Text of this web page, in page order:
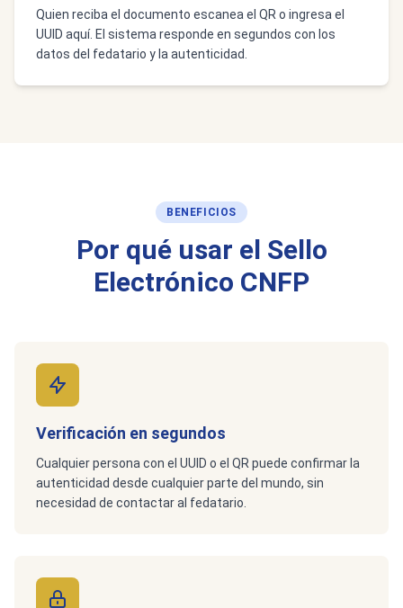
Quien reciba el documento escanea el QR o ingresa el
UUID aquí. El sistema responde en segundos con los
datos del fedatario y la autenticidad.
BENEFICIOS
Por qué usar el Sello
Electrónico CNFP
Verificación en segundos
Cualquier persona con el UUID o el QR puede confirmar la
autenticidad desde cualquier parte del mundo, sin
necesidad de contactar al fedatario.